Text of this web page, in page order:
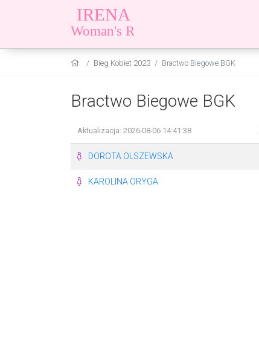
Bieg Kobiet 2023 Bractwo Biegowe BGK
Bractwo Biegowe BGK
Aktualizacja: 2026-08-06 14:41:38
DOROTA OLSZEWSKA
KAROLINA ORYGA